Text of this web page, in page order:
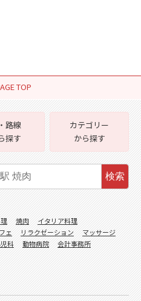
TOP
路線
探す
カテゴリー
から探す
検索
焼肉
イタリア料理
ェ リラクゼーション
マッサージ
科 動物病院
会計事務所